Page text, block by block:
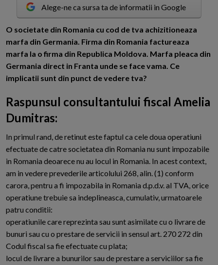
Alege-ne ca sursa ta de informatii in Google
O societate din Romania cu cod de tva achizitioneaza
marfa din Germania. Firma din Romania factureaza
marfa la o firma din Republica Moldova. Marfa pleaca din
Germania direct in Franta unde se face vama. Ce
implicatii sunt din punct de vedere tva?
Raspunsul consultantului fiscal Amelia
Dumitras:
In primul rand, de retinut este faptul ca cele doua operatiuni
efectuate de catre societatea din Romania nu sunt impozabile
in Romania deoarece nu au locul in Romania. In acest context,
am in vedere prevederile articolului 268, alin. (1) conform
carora, pentru a fi impozabila in Romania d.p.d.v. al TVA, orice
operatiune trebuie sa indeplineasca, cumulativ, urmatoarele
patru conditii:
operatiunile care reprezinta sau sunt asimilate cu o livrare de
bunuri sau cu o prestare de servicii in sensul art. 270 272 din
Codul fiscal sa fie efectuate cu plata;
locul de livrare a bunurilor sau de prestare a serviciilor sa fie